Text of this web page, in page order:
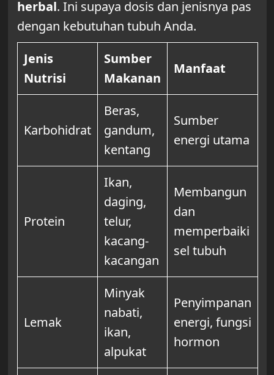
herbal. Ini supaya dosis dan jenisnya pas
dengan kebutuhan tubuh Anda.
Jenis
Nutrisi
Sumber
Makanan
Manfaat
Karbohidrat
Beras,
gandum,
kentang
Sumber
energi utama
Protein
Ikan,
daging,
telur,
kacang-
kacangan
Membangun
dan
memperbaiki
sel tubuh
Lemak
Minyak
nabati,
ikan,
alpukat
Penyimpanan
energi, fungsi
hormon